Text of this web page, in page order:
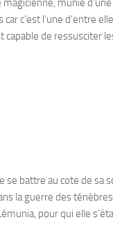
munie
c’est l’une d’entre
capable de ressusciter
se battre au cote de sa
la guerre des
pour qui elle